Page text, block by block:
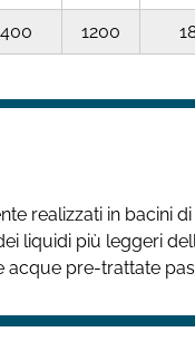
400 1200
realizzati in
liquidi più leggeri
pre-trattate